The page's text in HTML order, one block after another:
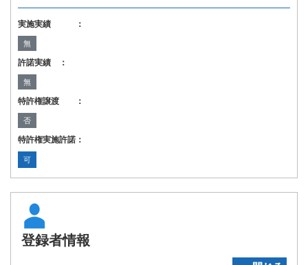
実施実績 ：
無
許諾実績 ：
無
特許権譲渡 ：
否
特許権実施許諾：
可
登録者情報